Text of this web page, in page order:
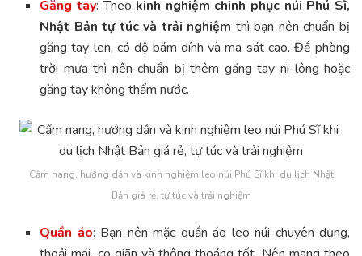
Găng tay: Theo kinh nghiệm chinh phục núi Phú Sĩ,
Nhật Bản tự túc và trải nghiệm thì bạn nên chuẩn bị
găng tay len, có độ bám dính và ma sát cao. Đề phòng
trời mưa thì nên chuẩn bị thêm găng tay ni-lông hoặc
găng tay không thấm nước.
Cẩm nang, hướng dẫn và kinh nghiệm leo núi Phú Sĩ khi du lịch Nhật
Bản giá rẻ, tự túc và trải nghiệm
Quần áo: Bạn nên mặc quần áo leo núi chuyên dụng,